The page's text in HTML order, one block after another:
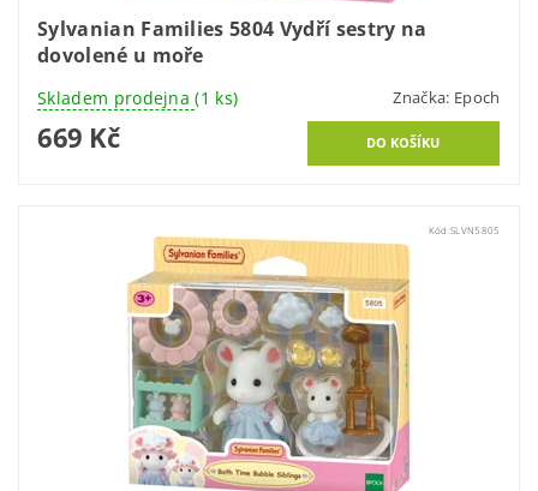
Sylvanian Families 5804 Vydří sestry na
dovolené u moře
Skladem prodejna(1 ks) Značka: Epoch
669 Kč
Kód: SLVN5805